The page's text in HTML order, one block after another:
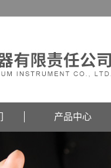
产品中心